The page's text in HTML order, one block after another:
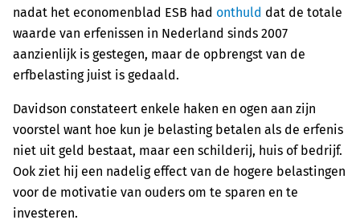
nadat het economenblad ESB had onthuld dat de totale
waarde van erfenissen in Nederland sinds 2007
aanzienlijk is gestegen, maar de opbrengst van de
erfbelasting juist is gedaald.
Davidson constateert enkele haken en ogen aan zijn
voorstel want hoe kun je belasting betalen als de erfenis
niet uit geld bestaat, maar een schilderij, huis of bedrijf.
Ook ziet hij een nadelig effect van de hogere belastingen
voor de motivatie van ouders om te sparen en te
investeren.